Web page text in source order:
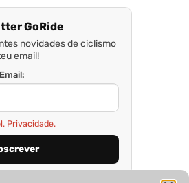
GoRide
novidades de ciclismo
email!
Email:
Privacidade.